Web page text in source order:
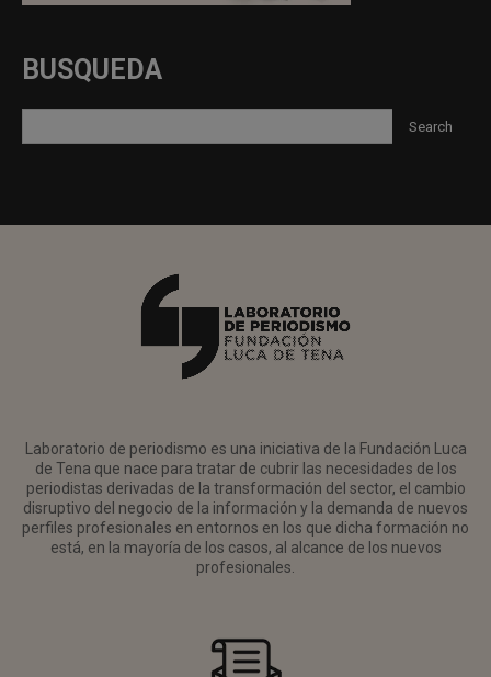
BUSQUEDA
Laboratorio de periodismo es una iniciativa de la Fundación Luca
de Tena que nace para tratar de cubrir las necesidades de los
periodistas derivadas de la transformación del sector, el cambio
disruptivo del negocio de la información y la demanda de nuevos
perfiles profesionales en entornos en los que dicha formación no
está, en la mayoría de los casos, al alcance de los nuevos
profesionales.